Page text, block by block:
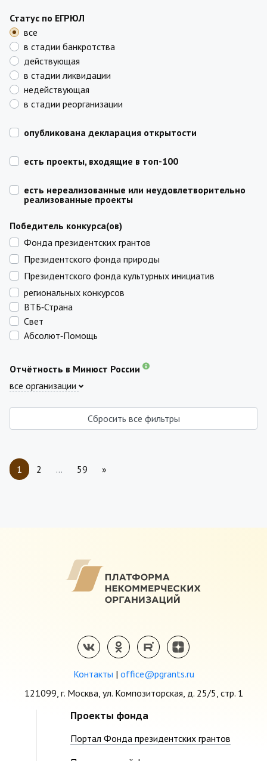
Статус по ЕГРЮЛ
все
в стадии банкротства
действующая
в стадии ликвидации
недействующая
в стадии реорганизации
опубликована декларация открытости
есть проекты, входящие в топ-100
есть нереализованные или неудовлетворительно
реализованные проекты
Победитель конкурса(ов)
Фонда президентских грантов
Президентского фонда природы
Президентского фонда культурных инициатив
региональных конкурсов
ВТБ‑Страна
Свет
Абсолют‑Помощь
Отчётность в Минюст России
все организации
Сбросить все фильтры
1 2 … 59 »
Контакты | office@pgrants.ru
121099, г. Москва, ул. Композиторская, д. 25/5, стр. 1
Проекты фонда
Портал Фонда президентских грантов